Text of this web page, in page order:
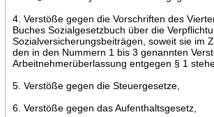
4. Verstöße gegen die Vorschriften des
Buches Sozialgesetzbuch über die
Sozialversicherungsbeiträgen, soweit sie im
den in den Nummern 1 bis 3 genannten
Arbeitnehmerüberlassung entgegen § 1
5. Verstöße gegen die Steuergesetze,
6. Verstöße gegen das Aufenthaltsgesetz,